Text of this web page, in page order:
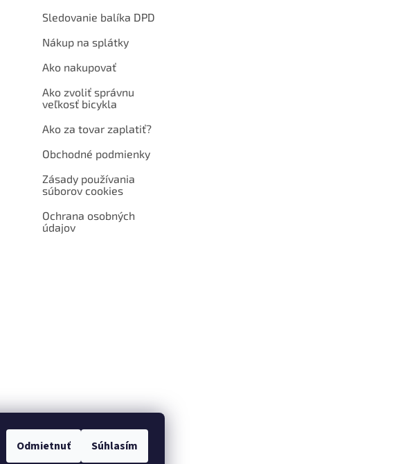
Odmietnuť Súhlasím
Sledovanie balíka DPD
Nákup na splátky
Ako nakupovať
Ako zvoliť správnu
veľkosť bicykla
Ako za tovar zaplatiť?
Obchodné podmienky
Zásady používania
súborov cookies
Ochrana osobných
údajov